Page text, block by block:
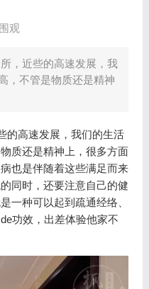
观
，近些的高速发展，我
，不管是物质还是精神
的高速发展，我们的生活
质还是精神上，很多方面
也是伴随着这些满足而来
同时，还要注意自己的健
一种可以起到疏通经络、
功效，出差体验他家不